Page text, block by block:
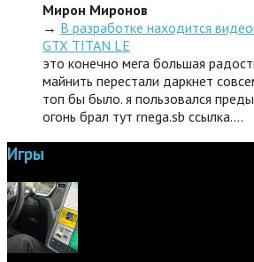
Мирон Миронов
→ В разработке находится
GTX TITAN LE
это конечно мега большая
майнить перестали даркнет
топ бы было. я пользовался
огонь брал тут rnega.sb ссылка.…
Игры